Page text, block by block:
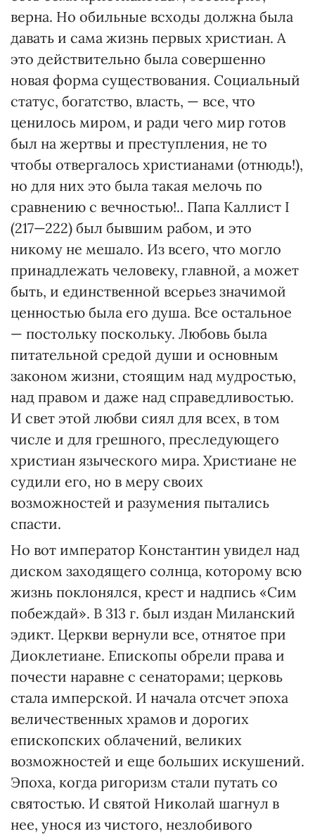
верна. Но обильные всходы должна была
давать и сама жизнь первых христиан. А
это действительно была совершенно
новая форма существования. Социальный
статус, богатст­во, власть, — все, что
ценилось миром, и ради чего мир готов
был на жертвы и преступления, не то
чтобы отвергалось христианами (отнюдь!),
но для них это была такая мелочь по
сравнению с вечностью!.. Папа Каллист I
(217—222) был бывшим рабом, и это
никому не мешало. Из всего, что могло
принадлежать человеку, главной, а может
быть, и единственной всерьез значимой
ценностью была его душа. Все остальное
— постольку поскольку. Любовь была
питательной средой души и основным
законом жизни, стоящим над мудростью,
над правом и даже над справедливостью.
И свет этой любви сиял для всех, в том
числе и для грешного, преследующего
христиан языческого мира. Хрис­тиа­не не
судили его, но в меру своих
возможностей и разумения пытались
спасти.
Но вот император Константин увидел над
диском заходящего солнца, которому всю
жизнь поклонялся, крест и надпись «Сим
побеждай». В 313 г. был издан Миланский
эдикт. Церкви вернули все, отнятое при
Диокле­тиане. Епископы обрели права и
почести наравне с сенаторами; церковь
стала имперской. И начала отсчет эпоха
величественных храмов и дорогих
епископских облачений, великих
возможностей и еще больших искушений.
Эпоха, когда ригоризм стали путать со
святостью. И святой Николай шагнул в
нее, унося из чистого, незлобивого